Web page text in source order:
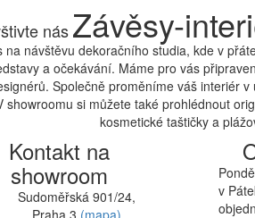
násZávěsy-
na návštěvu dekoračního studia, kde v
a očekávání. Máme pro vás
Společně proměníme váš interiér
showroomu si můžete také prohlédnout
kosmetické taštičky a
Kontakt na
showroom
Sudoměřská 901/24,
Praha 3 (mapa)
v